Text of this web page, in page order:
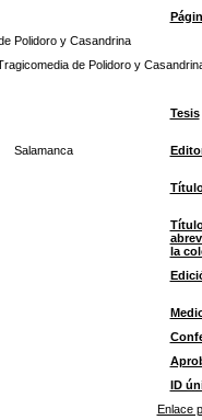
Polidoro y Casandrina
de Polidoro y
Tesis
Salamanca
la
ID
Enlace